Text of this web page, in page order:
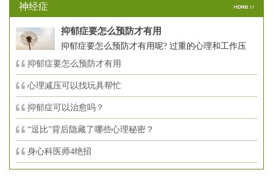
神经症
抑郁症要怎么预防才有用
抑郁症要怎么预防才有用呢? 过重的心理和工作压
抑郁症要怎么预防才有用
心理减压可以找玩具帮忙
抑郁症可以治愈吗？
“逗比”背后隐藏了哪些心理秘密？
身心科医师4绝招